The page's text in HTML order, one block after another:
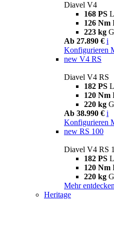
Diavel V4
168 PS
126 Nm
223 kg
Ab 27.890 € i
Konfigurieren
new V4 RS
Diavel V4 RS
182 PS
120 Nm
220 kg
Ab 38.990 € i
Konfigurieren
new RS 100
Diavel V4 RS
182 PS
120 Nm
220 kg
Mehr entdecken
Heritage